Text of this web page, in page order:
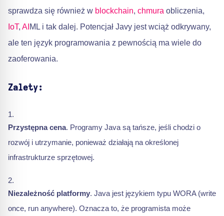
sprawdza się również w blockchain, chmura obliczenia,
IoT, AI ML i tak dalej. Potencjał Javy jest wciąż odkrywany,
ale ten język programowania z pewnością ma wiele do
zaoferowania.
Zalety:
Przystępna cena. Programy Java są tańsze, jeśli chodzi o
rozwój i utrzymanie, ponieważ działają na określonej
infrastrukturze sprzętowej.
Niezależność platformy. Java jest językiem typu WORA (write
once, run anywhere). Oznacza to, że programista może